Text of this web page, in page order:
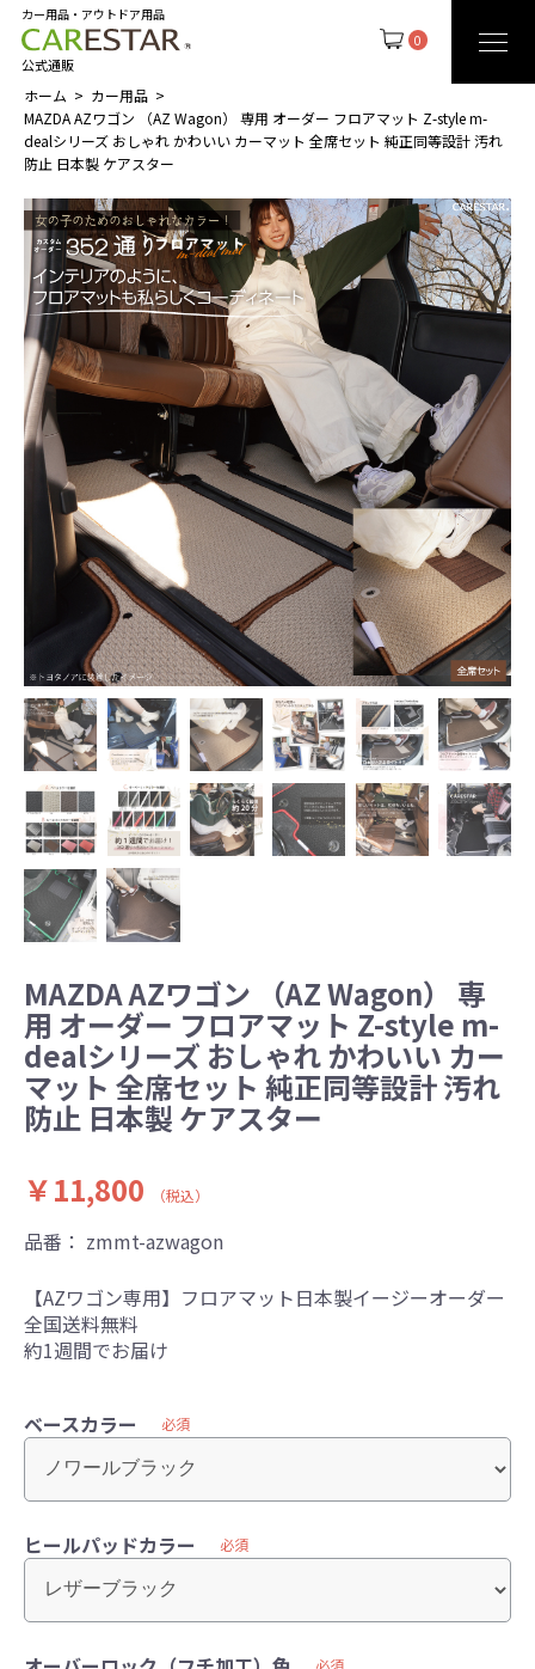
0
カー用品・アウトドア用品
公式通販
ホーム
カー用品
MAZDA AZワゴン （AZ Wagon） 専用 オーダー フロアマット Z-style m-
dealシリーズ おしゃれ かわいい カーマット 全席セット 純正同等設計 汚れ
防止 日本製 ケアスター
MAZDA AZワゴン （AZ Wagon） 専
用 オーダー フロアマット Z-style m-
dealシリーズ おしゃれ かわいい カー
マット 全席セット 純正同等設計 汚れ
防止 日本製 ケアスター
￥11,800
（税込）
品番： zmmt-azwagon
【AZワゴン専用】フロアマット日本製イージーオーダー
全国送料無料
約1週間でお届け
ベースカラー 必須
ヒールパッドカラー 必須
必須